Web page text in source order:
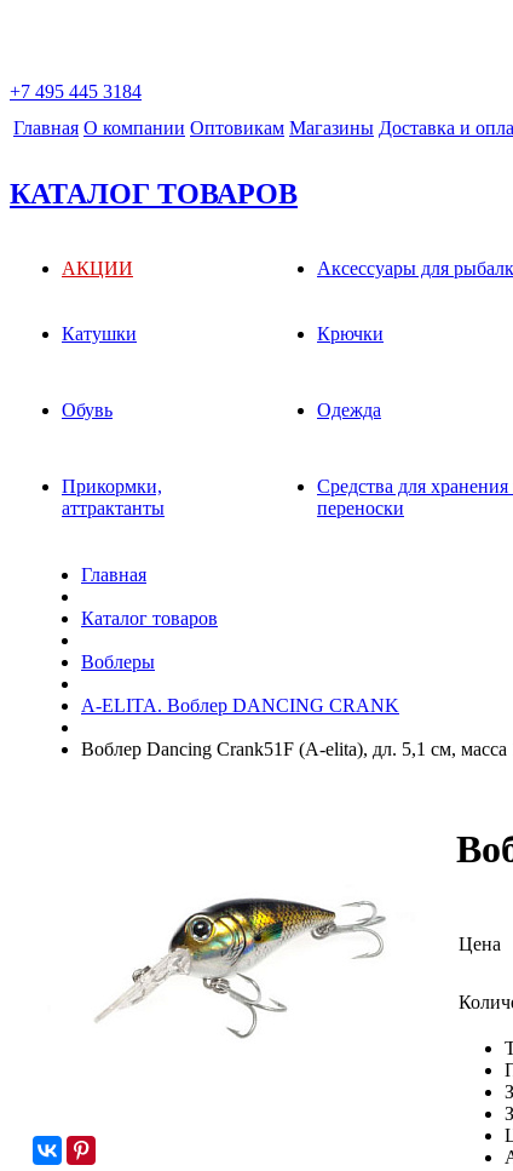
+7 495 445 3184
Главная О компании Оптовикам Магазины Доставка и
КАТАЛОГ ТОВАРОВ
АКЦИИ Аксессуары для
Катушки Крючки
Обувь Одежда
Прикормки,
аттрактанты
Средства для хранения
переноски
Главная
Каталог товаров
Воблеры
A-ELITA. Воблер DANCING CRANK
Воблер Dancing Crank51F (A-elita), дл. 5,1 см, масса
Цена